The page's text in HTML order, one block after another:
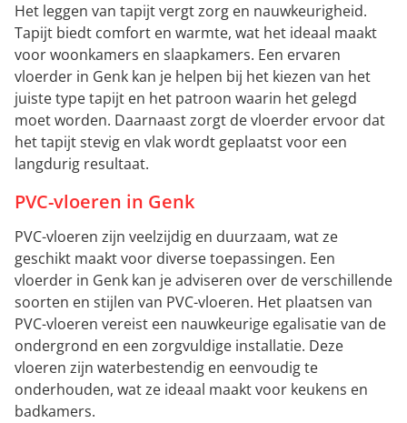
Het leggen van tapijt vergt zorg en nauwkeurigheid.
Tapijt biedt comfort en warmte, wat het ideaal maakt
voor woonkamers en slaapkamers. Een ervaren
vloerder in Genk kan je helpen bij het kiezen van het
juiste type tapijt en het patroon waarin het gelegd
moet worden. Daarnaast zorgt de vloerder ervoor dat
het tapijt stevig en vlak wordt geplaatst voor een
langdurig resultaat.
PVC-vloeren in Genk
PVC-vloeren zijn veelzijdig en duurzaam, wat ze
geschikt maakt voor diverse toepassingen. Een
vloerder in Genk kan je adviseren over de verschillende
soorten en stijlen van PVC-vloeren. Het plaatsen van
PVC-vloeren vereist een nauwkeurige egalisatie van de
ondergrond en een zorgvuldige installatie. Deze
vloeren zijn waterbestendig en eenvoudig te
onderhouden, wat ze ideaal maakt voor keukens en
badkamers.